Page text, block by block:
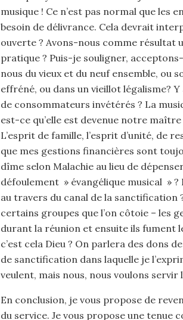
musique ! Ce n’est pas normal que les
besoin de délivrance. Cela devrait
ouverte ? Avons-nous comme résultat
pratique ? Puis-je souligner,
nous du vieux et du neuf ensemble, ou
effréné, ou dans un vieillot légalisme?
de consommateurs invétérés ? La
est-ce qu’elle est devenue notre maître
L’esprit de famille, l’esprit d’unité, de
que mes gestions financières sont
dîme selon Malachie au lieu de
défoulement » évangélique musical »
au travers du canal de la sanctification
certains groupes que l’on côtoie – les
durant la réunion et ensuite ils fument
c’est cela Dieu ? On parlera des dons
de sanctification dans laquelle je
veulent, mais nous, nous voulons servir
En conclusion, je vous propose de
du service. Je vous propose une